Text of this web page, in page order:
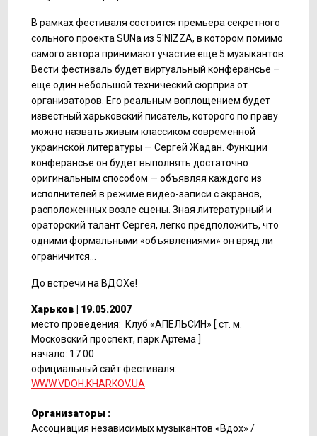
В рамках фестиваля состоится премьера секретного
сольного проекта SUNa из 5'NIZZA, в котором помимо
самого автора принимают участие еще 5 музыкантов.
Вести фестиваль будет виртуальный конферансье –
еще один небольшой технический сюрприз от
организаторов. Его реальным воплощением будет
известный харьковский писатель, которого по праву
можно назвать живым классиком современной
украинской литературы — Сергей Жадан. Функции
конферансье он будет выполнять достаточно
оригинальным способом — объявляя каждого из
исполнителей в режиме видео-записи с экранов,
расположенных возле сцены. Зная литературный и
ораторский талант Сергея, легко предположить, что
одними формальными «объявлениями» он вряд ли
ограничится…
До встречи на ВДОХе!
Харьков | 19.05.2007
место проведения: Клуб «АПЕЛЬСИН» [ ст. м.
Московский проспект, парк Артема ]
начало: 17:00
официальный сайт фестиваля:
WWW.VDOH.KHARKOV.UA
Организаторы :
Ассоциация независимых музыкантов «Вдох» /